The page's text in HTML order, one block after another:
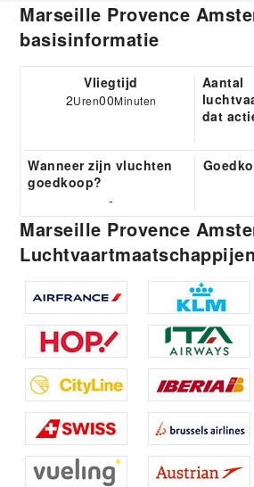
Marseille Provence
basisinformatie
Vliegtijd
2Uren00Minuten
Aantal
dat
Wanneer zijn vluchten
goedkoop?
-
Marseille Provence